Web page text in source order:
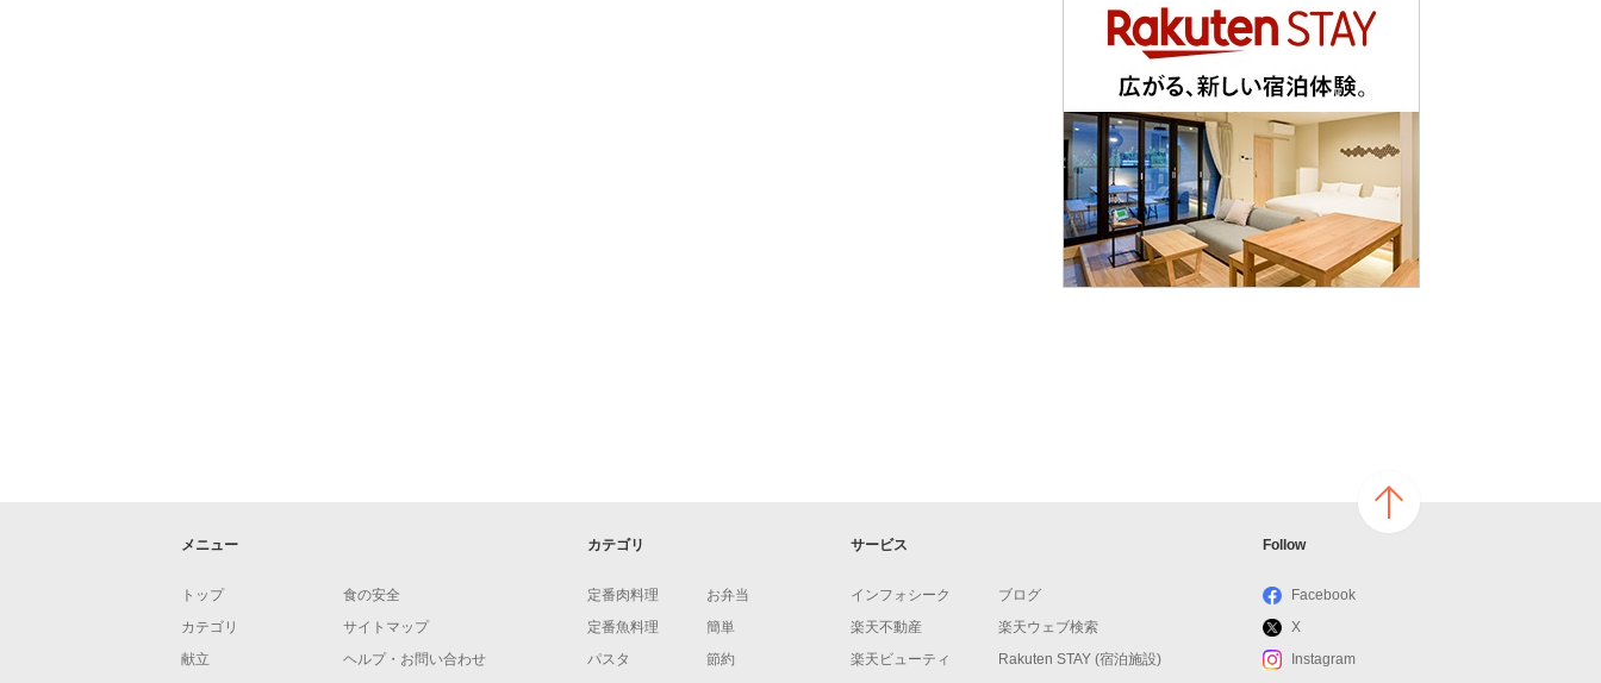
メニュー
トップ
カテゴリ
献立
食の安全
サイトマップ
ヘルプ・お問い合わせ
カテゴリ
定番肉料理
定番魚料理
パスタ
お弁当
簡単
節約
サービス
インフォシーク
楽天不動産
楽天ビューティ
ブログ
楽天ウェブ検索
Rakuten STAY (宿泊施設)
Follow
Facebook
X
Instagram